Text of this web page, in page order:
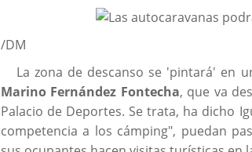
/DM
La zona de descanso se 'pintará' en
Marino Fernández Fontecha, que va
Palacio de Deportes. Se trata, ha dicho
competencia a los cámping", puedan